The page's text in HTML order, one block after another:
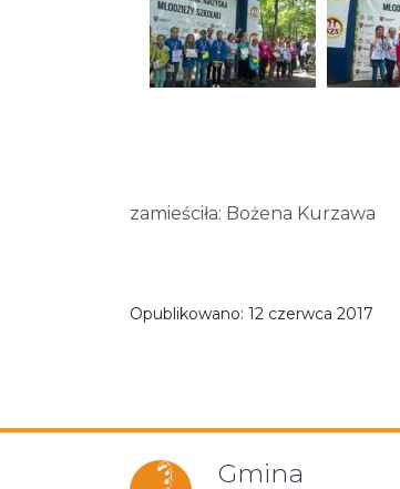
zamieściła: Bożena Kurzawa
Opublikowano: 12 czerwca 2017
Gmina